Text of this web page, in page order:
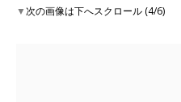
▼次の画像は下へスクロール (4/6)